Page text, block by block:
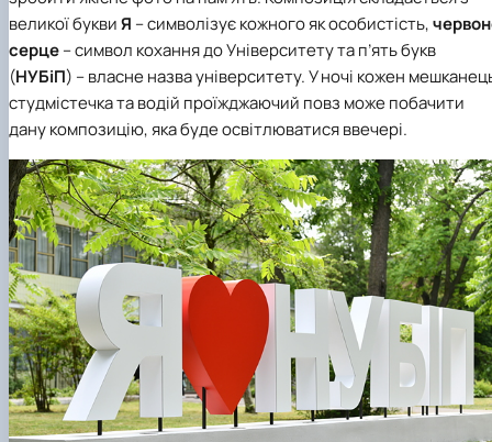
великої буквиЯ – символізує кожного як особистість,
серце– символ кохання до Університету та п’ять букв
(НУБіП) – власне назва університету. У ночі кожен
студмістечка та водій проїжджаючий повз може побачити
дану композицію, яка буде освітлюватися ввечері.